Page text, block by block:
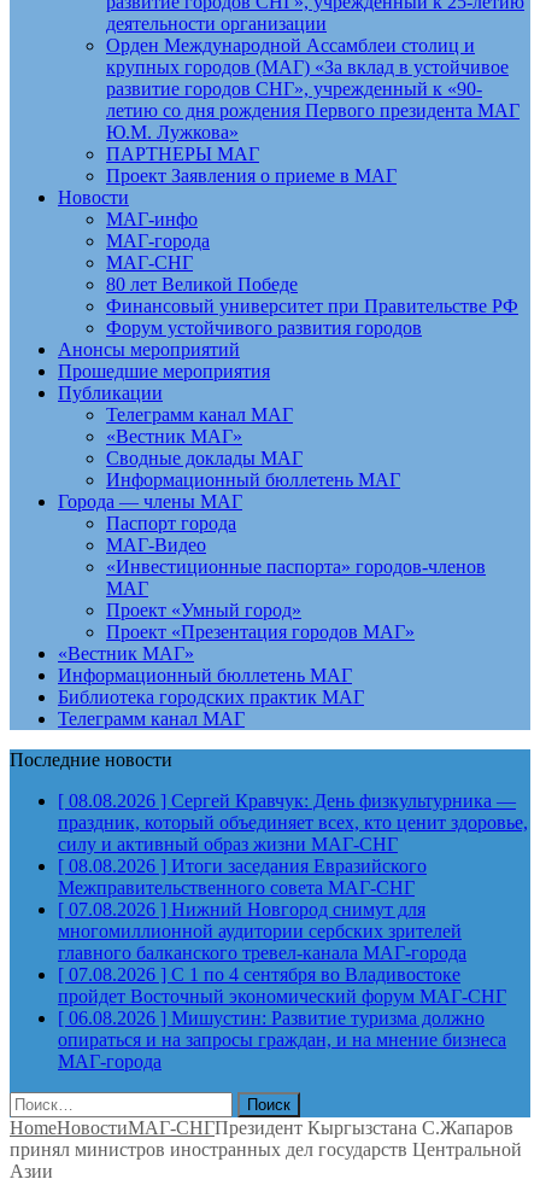
деятельности организации
Орден Международной Ассамблеи столиц и
крупных городов (МАГ) «За вклад в устойчивое
развитие городов СНГ», учрежденный к «90-
летию со дня рождения Первого президента МАГ
Ю.М. Лужкова»
ПАРТНЕРЫ МАГ
Проект Заявления о приеме в МАГ
Новости
МАГ-инфо
МАГ-города
МАГ-СНГ
80 лет Великой Победе
Финансовый университет при Правительстве РФ
Форум устойчивого развития городов
Анонсы мероприятий
Прошедшие мероприятия
Публикации
Телеграмм канал МАГ
«Вестник МАГ»
Сводные доклады МАГ
Информационный бюллетень МАГ
Города — члены МАГ
Паспорт города
МАГ-Видео
«Инвестиционные паспорта» городов-членов
МАГ
Проект «Умный город»
Проект «Презентация городов МАГ»
«Вестник МАГ»
Информационный бюллетень МАГ
Библиотека городских практик МАГ
Телеграмм канал МАГ
Последние новости
[ 08.08.2026 ] Сергей Кравчук: День физкультурника —
праздник, который объединяет всех, кто ценит здоровье,
силу и активный образ жизни МАГ-СНГ
[ 08.08.2026 ] Итоги заседания Евразийского
Межправительственного совета МАГ-СНГ
[ 07.08.2026 ] Нижний Новгород снимут для
многомиллионной аудитории сербских зрителей
главного балканского тревел-канала МАГ-города
[ 07.08.2026 ] С 1 по 4 сентября во Владивостоке
пройдет Восточный экономический форум МАГ-СНГ
[ 06.08.2026 ] Мишустин: Развитие туризма должно
опираться и на запросы граждан, и на мнение бизнеса
МАГ-города
Найти:
HomeНовостиМАГ-СНГПрезидент Кыргызстана С.Жапаров
принял министров иностранных дел государств Центральной
Азии